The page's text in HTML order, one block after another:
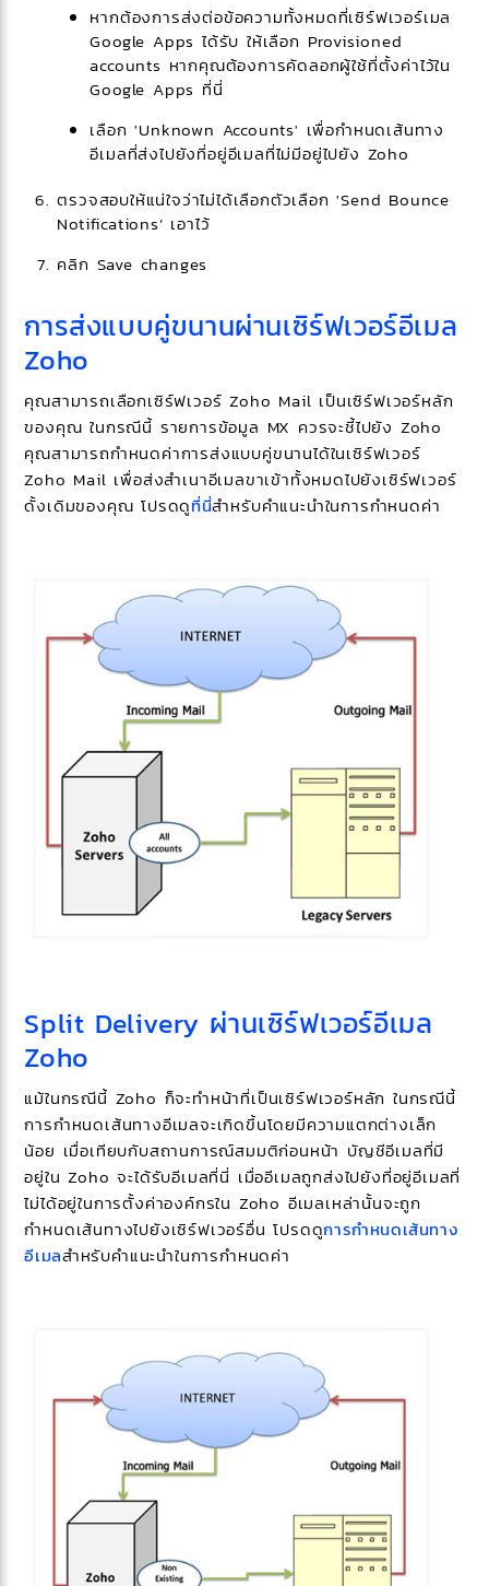
หากต้องการส่งต่อข้อความทั้งหมดที่เซิร์ฟเวอร์เมล
Google Apps ได้รับ ให้เลือก Provisioned
accounts หากคุณต้องการคัดลอกผู้ใช้ที่ตั้งค่าไว้ใน
Google Apps ที่นี่
เลือก 'Unknown Accounts' เพื่อกำหนดเส้นทาง
อีเมลที่ส่งไปยังที่อยู่อีเมลที่ไม่มีอยู่ไปยัง Zoho
ตรวจสอบให้แน่ใจว่าไม่ได้เลือกตัวเลือก 'Send Bounce
Notifications’ เอาไว้
คลิก Save changes
การส่งแบบคู่ขนานผ่านเซิร์ฟเวอร์อีเมล
Zoho
คุณสามารถเลือกเซิร์ฟเวอร์ Zoho Mail เป็นเซิร์ฟเวอร์หลัก
ของคุณ ในกรณีนี้ รายการข้อมูล MX ควรจะชี้ไปยัง Zoho
คุณสามารถกำหนดค่าการส่งแบบคู่ขนานได้ในเซิร์ฟเวอร์
Zoho Mail เพื่อส่งสำเนาอีเมลขาเข้าทั้งหมดไปยังเซิร์ฟเวอร์
ดั้งเดิมของคุณ โปรดดูที่นี่สำหรับคำแนะนำในการกำหนดค่า
Split Delivery ผ่านเซิร์ฟเวอร์อีเมล
Zoho
แม้ในกรณีนี้ Zoho ก็จะทำหน้าที่เป็นเซิร์ฟเวอร์หลัก ในกรณีนี้
การกำหนดเส้นทางอีเมลจะเกิดขึ้นโดยมีความแตกต่างเล็ก
น้อย เมื่อเทียบกับสถานการณ์สมมติก่อนหน้า บัญชีอีเมลที่มี
อยู่ใน Zoho จะได้รับอีเมลที่นี่ เมื่ออีเมลถูกส่งไปยังที่อยู่อีเมลที่
ไม่ได้อยู่ในการตั้งค่าองค์กรใน Zoho อีเมลเหล่านั้นจะถูก
กำหนดเส้นทางไปยังเซิร์ฟเวอร์อื่นโปรดดูการกำหนดเส้นทาง
อีเมลสำหรับคำแนะนำในการกำหนดค่า